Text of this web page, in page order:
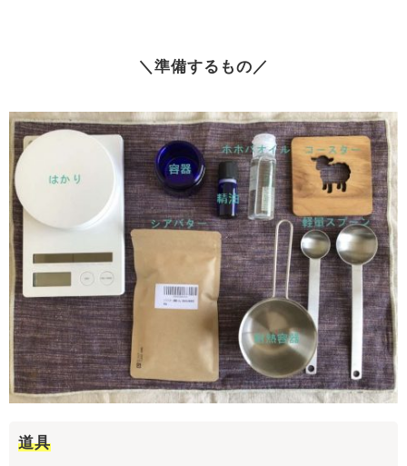
＼準備するもの／
道具